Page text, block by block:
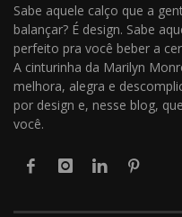
Sabe aquele calço que a
balançar? É design. Sabe
perfeito pra você beber a
A cinturinha da Marilyn
melhora, alegra e
por design e, nesse blog,
você.